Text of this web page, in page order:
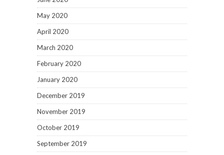
May 2020
April 2020
March 2020
February 2020
January 2020
December 2019
November 2019
October 2019
September 2019